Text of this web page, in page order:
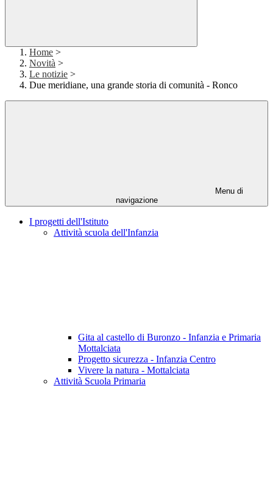
Home >
Novità >
Le notizie >
Due meridiane, una grande storia di comunità - Ronco
Menu di
navigazione
I progetti dell'Istituto
Attività scuola dell'Infanzia
Gita al castello di Buronzo - Infanzia e Primaria
Mottalciata
Progetto sicurezza - Infanzia Centro
Vivere la natura - Mottalciata
Attività Scuola Primaria